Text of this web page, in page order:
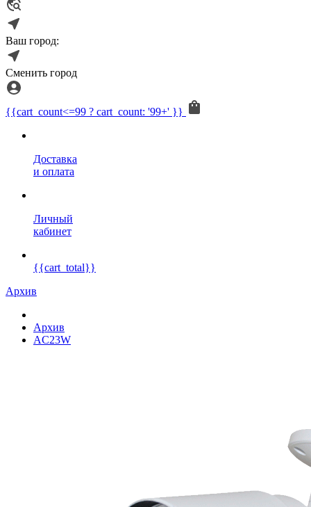
Ваш город:
Сменить город
{{cart_count<=99 ? cart_count: '99+' }}
Доставка
и оплата
Личный
кабинет
{{cart_total}}
Архив
Архив
AC23W